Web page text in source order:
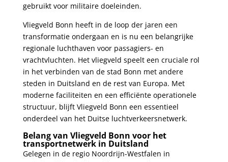
gebruikt voor militaire doeleinden.
Vliegveld Bonn ‌heeft in ‌de loop der jaren ⁢een‌
transformatie ondergaan en is nu een ⁣belangrijke
regionale luchthaven ⁢voor passagiers- ​en
vrachtvluchten. ‍Het vliegveld speelt een cruciale rol
in⁣ het⁣ verbinden van de stad​ Bonn ⁣met andere
steden​ in Duitsland⁢ en de rest van Europa. ‍Met
moderne faciliteiten en⁤ een‌ efficiënte operationele
structuur, blijft Vliegveld Bonn een essentieel
onderdeel van het Duitse luchtverkeersnetwerk.
Belang⁢ van Vliegveld Bonn voor het
⁤transportnetwerk in ⁤Duitsland
Gelegen in de regio Noordrijn-Westfalen in